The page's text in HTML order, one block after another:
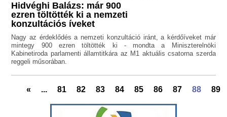
Hidvéghi Balázs: már 900
ezren töltötték ki a nemzeti
konzultációs íveket
Nagy az érdeklődés a nemzeti konzultáció iránt, a kérdőíveket már
mintegy 900 ezren töltötték ki - mondta a Miniszterelnöki
Kabinetiroda parlamenti államtitkára az M1 aktuális csatorna szerda
reggeli műsorában.
« ... 81 82 83 84 85 86 87 88 89